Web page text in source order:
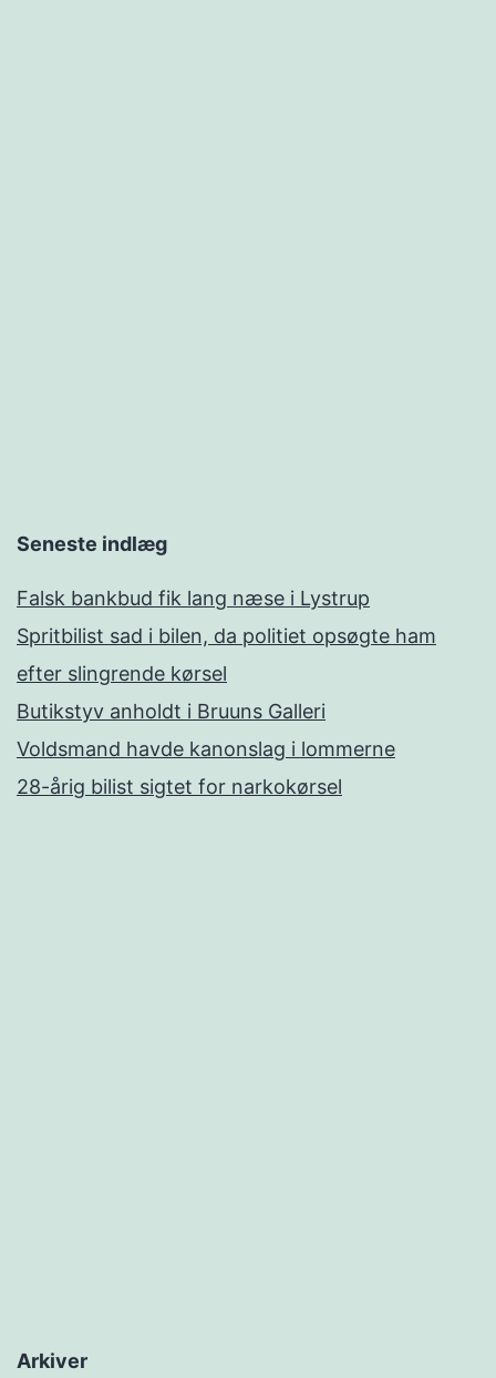
Seneste indlæg
Falsk bankbud fik lang næse i Lystrup
Spritbilist sad i bilen, da politiet opsøgte ham
efter slingrende kørsel
Butikstyv anholdt i Bruuns Galleri
Voldsmand havde kanonslag i lommerne
28-årig bilist sigtet for narkokørsel
Arkiver